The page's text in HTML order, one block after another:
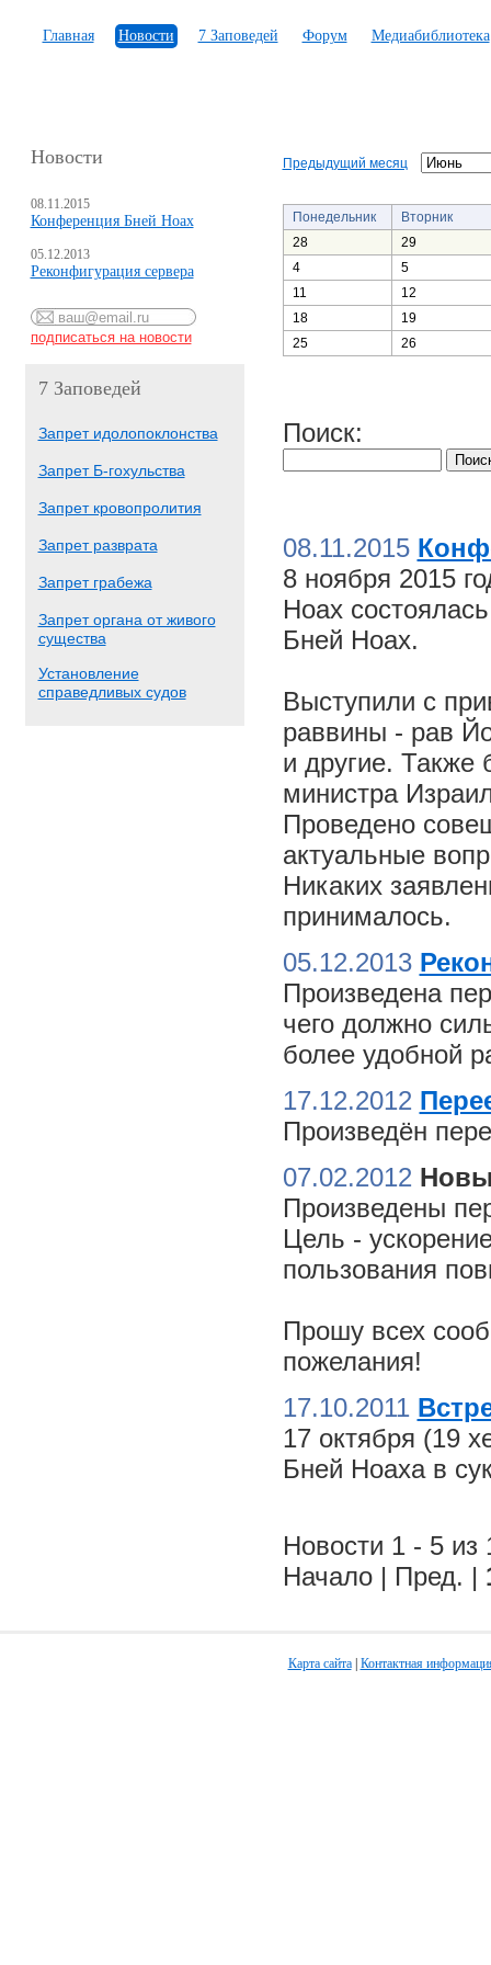
Главная Новости 7 Заповедей Форум Медиабиблиотека
Новости
08.11.2015
Конференция Бней Ноах
05.12.2013
Реконфигурация сервера
7 Заповедей
Запрет идолопоклонства
Запрет Б-гохульства
Запрет кровопролития
Запрет разврата
Запрет грабежа
Запрет органа от живого
существа
Установление
справедливых судов
Предыдущий месяц
Понедельник
Вторник
28
29
4
5
11
12
18
19
25
26
Поиск:
08.11.2015
8 ноября 2015
Ноах
Бней Ноах.
Выступили с
раввины - рав
и другие. Также
министра
Проведено
актуальные
Никаких
принималось.
05.12.2013
Произведена
чего должно
более удобной
17.12.2012
Произведён
07.02.2012
Произведены
Цель -
пользования
Прошу всех
пожелания!
17.10.2011
17 октября (19
Бней Ноаха в
Новости 1 - 5 из
Начало | Пред. |
Карта сайта| Контактная